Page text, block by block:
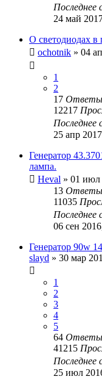
Последнее
24 май
О светодиодах в
ochotnik » 04
1
2
17 Ответы
12217
Последнее
25 апр
Генератор
лампа.
Heval » 01 июл
13 Ответы
11035
Последнее
06 сен
Генератор 90w
slayd » 30 мар
1
2
3
4
5
64 Ответы
41215
Последнее
25 июл